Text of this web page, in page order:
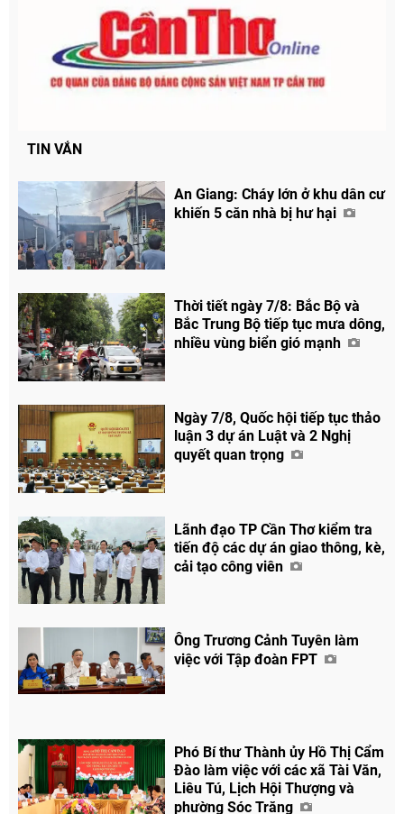
TIN VẮN
An Giang: Cháy lớn ở khu dân cư
khiến 5 căn nhà bị hư hại
Thời tiết ngày 7/8: Bắc Bộ và
Bắc Trung Bộ tiếp tục mưa dông,
nhiều vùng biển gió mạnh
Ngày 7/8, Quốc hội tiếp tục thảo
luận 3 dự án Luật và 2 Nghị
quyết quan trọng
Lãnh đạo TP Cần Thơ kiểm tra
tiến độ các dự án giao thông, kè,
cải tạo công viên
Ông Trương Cảnh Tuyên làm
việc với Tập đoàn FPT
Phó Bí thư Thành ủy Hồ Thị Cẩm
Đào làm việc với các xã Tài Văn,
Liêu Tú, Lịch Hội Thượng và
phường Sóc Trăng